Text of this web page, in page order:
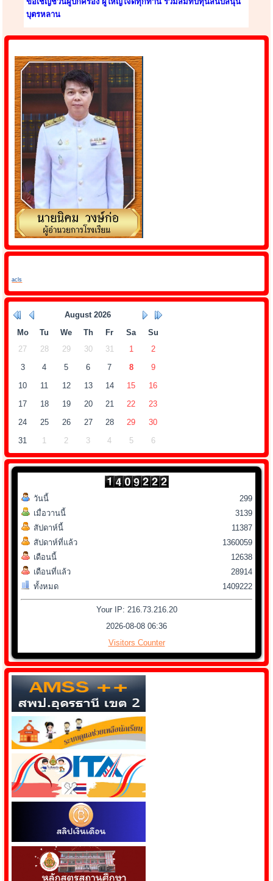
บุตรหลาน
acls
August 2026
Mo
Tu We Th Fr Sa
Su
27
28 29 30 31 1
2
3
4 5 6 7 8
9
10
11 12 13 14 15
16
17
18 19 20 21 22
23
24
25 26 27 28 29
30
31
1 2 3 4 5 6
วันนี้
เมื่อวานนี้
สัปดาห์นี้
สัปดาห์ที่แล้ว
เดือนนี้
เดือนที่แล้ว
ทั้งหมด
299
3139
11387
1360059
12638
28914
1409222
Your IP: 216.73.216.20
2026-08-08 06:36
Visitors Counter